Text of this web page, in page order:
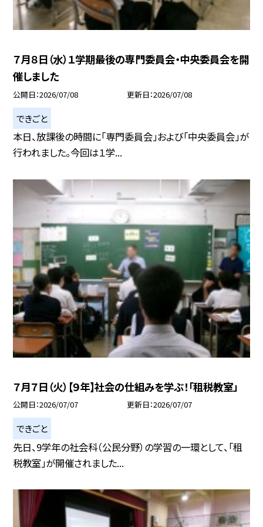
７月８日（水）１学期最後の専門委員会・中央委員会を開
催しました
公開日 2026/07/08 更新日 2026/07/08
できごと
本日、放課後の時間に「専門委員会」および「中央委員会」が
行われました。今回は１学...
７月７日（火）【９年】社会の仕組みを学ぶ！「租税教室」
公開日 2026/07/07 更新日 2026/07/07
できごと
先日、9学年の社会科（公民分野）の学習の一環として、「租
税教室」が開催されました...